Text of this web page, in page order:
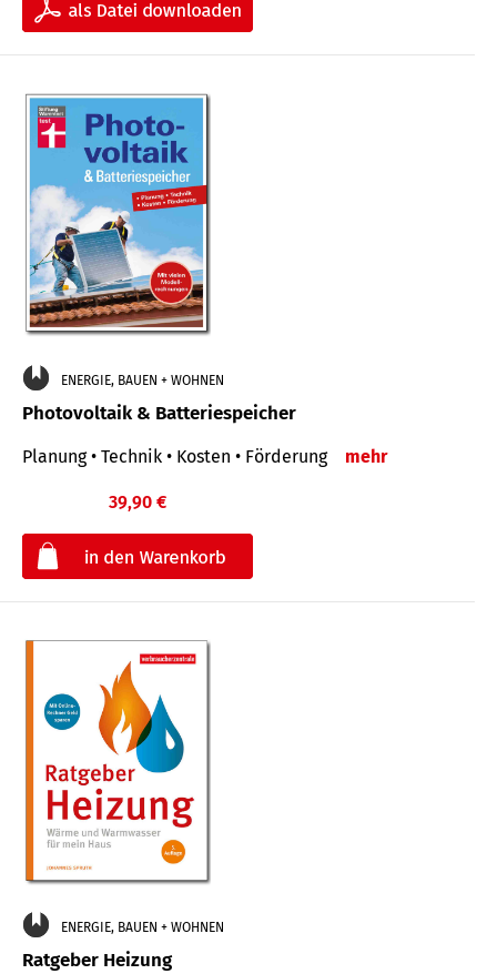
ENERGIE, BAUEN + WOHNEN
Photovoltaik & Batteriespeicher
Planung • Technik • Kosten • Förderung mehr
39,90 €
ENERGIE, BAUEN + WOHNEN
Ratgeber Heizung